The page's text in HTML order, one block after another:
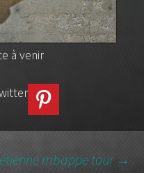
à venir
étienne mbappe tour →